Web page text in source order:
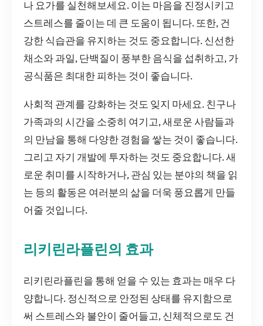
나 요가를 실천해보세요. 이는 마음을 진정시키고
스트레스를 줄이는 데 큰 도움이 됩니다. 또한, 건
강한 식습관을 유지하는 것도 중요합니다. 신선한
채소와 과일, 단백질이 풍부한 음식을 섭취하고, 가
공식품은 최대한 피하는 것이 좋습니다.
사회적 관계를 강화하는 것도 잊지 마세요. 친구나
가족과의 시간을 소중히 여기고, 새로운 사람들과
의 만남을 통해 다양한 경험을 쌓는 것이 좋습니다.
그리고 자기 개발에 투자하는 것도 중요합니다. 새
로운 취미를 시작하거나, 관심 있는 분야의 책을 읽
는 등의 활동은 여러분의 삶을 더욱 풍요롭게 만들
어줄 것입니다.
리키린라플린의 효과
리키린라플린을 통해 얻을 수 있는 효과는 매우 다
양합니다. 정신적으로 안정된 상태를 유지함으로
써 스트레스와 불안이 줄어들고, 신체적으로도 건